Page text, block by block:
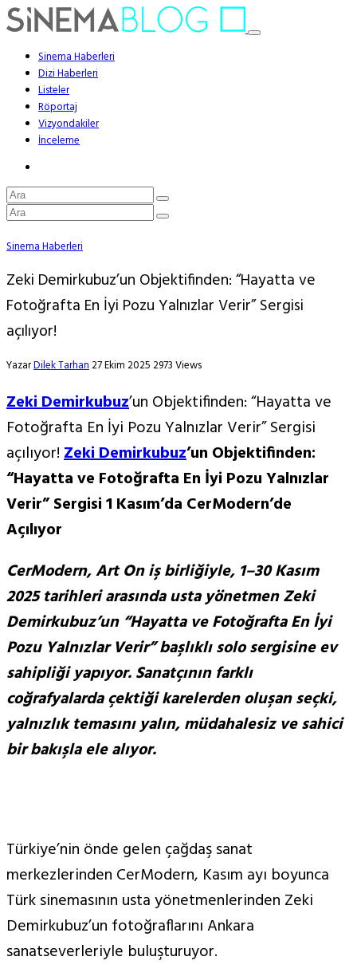
Sinema Haberleri
Dizi Haberleri
Listeler
Röportaj
Vizyondakiler
İnceleme
Sinema Haberleri
Zeki Demirkubuz’un Objektifinden: “Hayatta ve
Fotoğrafta En İyi Pozu Yalnızlar Verir” Sergisi
açılıyor!
YazarDilek Tarhan27 Ekim 20252973 Views
Zeki Demirkubuz’un Objektifinden: “Hayatta ve
Fotoğrafta En İyi Pozu Yalnızlar Verir” Sergisi
açılıyor!Zeki Demirkubuz’un Objektifinden:
“Hayatta ve Fotoğrafta En İyi Pozu Yalnızlar
Verir” Sergisi 1 Kasım’da CerModern’de
Açılıyor
CerModern, Art On iş birliğiyle, 1–30 Kasım
2025 tarihleri arasında usta yönetmen Zeki
Demirkubuz’un “Hayatta ve Fotoğrafta En İyi
Pozu Yalnızlar Verir” başlıklı solo sergisine ev
sahipliği yapıyor. Sanatçının farklı
coğrafyalarda çektiği karelerden oluşan seçki,
yalnızlık temasını yalın, müdahalesiz ve sahici
bir bakışla ele alıyor.
Türkiye’nin önde gelen çağdaş sanat
merkezlerinden CerModern, Kasım ayı boyunca
Türk sinemasının usta yönetmenlerinden Zeki
Demirkubuz’un fotoğraflarını Ankara
sanatseverleriyle buluşturuyor.